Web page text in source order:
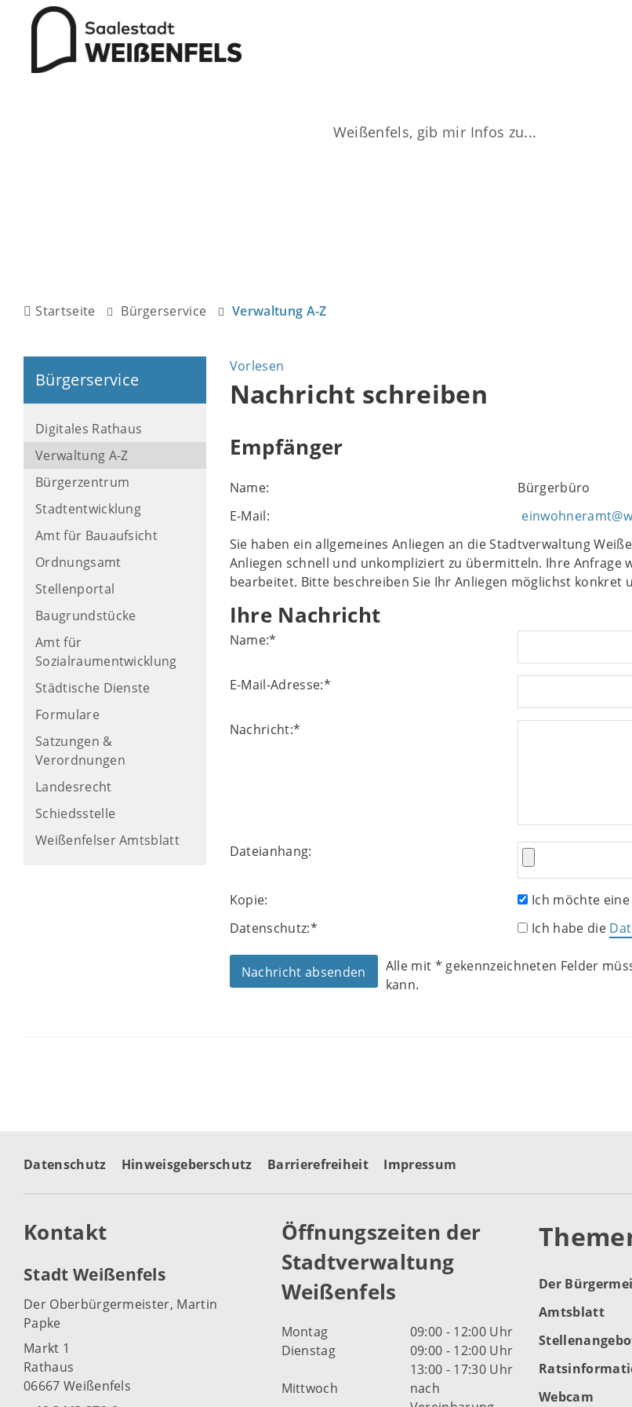
Startseite Bürgerservice Verwaltung A-Z
Bürgerservice
Digitales Rathaus
Verwaltung A-Z
Bürgerzentrum
Stadtentwicklung
Amt für Bauaufsicht
Ordnungsamt
Stellenportal
Baugrundstücke
Amt für
Sozialraumentwicklung
Städtische Dienste
Formulare
Satzungen &
Verordnungen
Landesrecht
Schiedsstelle
Weißenfelser Amtsblatt
Vorlesen
Nachricht schreiben
Empfänger
Name:
Bürgerbüro
E-Mail:
Sie haben ein allgemeines Anliegen an die Stadtverwaltung
Anliegen schnell und unkompliziert zu übermitteln. Ihre
bearbeitet. Bitte beschreiben Sie Ihr Anliegen möglichst konkret
Ihre Nachricht
Name:*
E-Mail-Adresse:*
Nachricht:*
Dateianhang:
Kopie:
Ich möchte
Datenschutz:* Ich habe die
Alle mit * gekennzeichneten Felder
kann.
Datenschutz Hinweisgeberschutz Barrierefreiheit Impressum
Kontakt
Stadt Weißenfels
Der Oberbürgermeister, Martin
Papke
Markt 1
Rathaus
06667 Weißenfels
Öffnungszeiten der
Stadtverwaltung
Weißenfels
Montag
09:00 - 12:00 Uhr
Dienstag
09:00 - 12:00 Uhr
13:00 - 17:30 Uhr
Mittwoch
nach
Der
Amtsblatt
Webcam